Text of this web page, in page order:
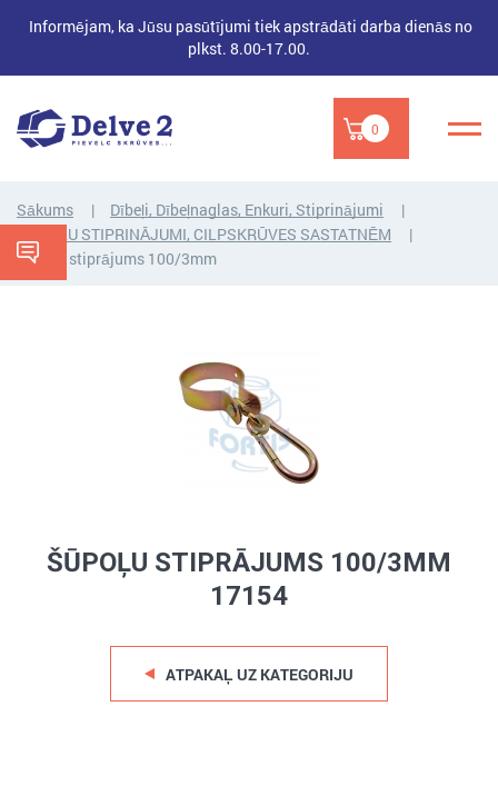
Informējam, ka Jūsu pasūtījumi tiek apstrādāti darba dienās no
plkst. 8.00-17.00.
0
Sākums
Dībeļi, Dībeļnaglas, Enkuri, Stiprinājumi
ŠŪPOĻU STIPRINĀJUMI, CILPSKRŪVES SASTATNĒM
Šūpoļu stiprājums 100/3mm
ŠŪPOĻU STIPRĀJUMS 100/3MM
17154
ATPAKAĻ UZ KATEGORIJU